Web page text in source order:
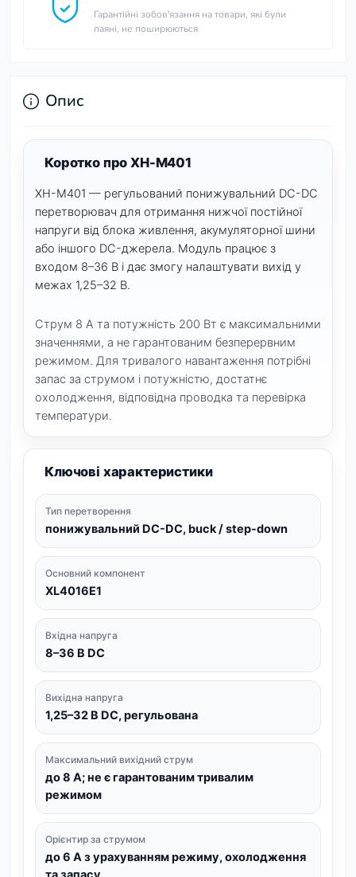
Гарантійні зобов'язання на товари, які були
паяні, не поширюються
Опис
Коротко про XH-M401
XH-M401 — регульований понижувальний DC-DC
перетворювач для отримання нижчої постійної
напруги від блока живлення, акумуляторної шини
або іншого DC-джерела. Модуль працює з
входом 8–36 В і дає змогу налаштувати вихід у
межах 1,25–32 В.
Струм 8 А та потужність 200 Вт є максимальними
значеннями, а не гарантованим безперервним
режимом. Для тривалого навантаження потрібні
запас за струмом і потужністю, достатнє
охолодження, відповідна проводка та перевірка
температури.
Ключові характеристики
Тип перетворення
понижувальний DC-DC, buck / step-down
Основний компонент
XL4016E1
Вхідна напруга
8–36 В DC
Вихідна напруга
1,25–32 В DC, регульована
Максимальний вихідний струм
до 8 А; не є гарантованим тривалим
режимом
Орієнтир за струмом
до 6 А з урахуванням режиму, охолодження